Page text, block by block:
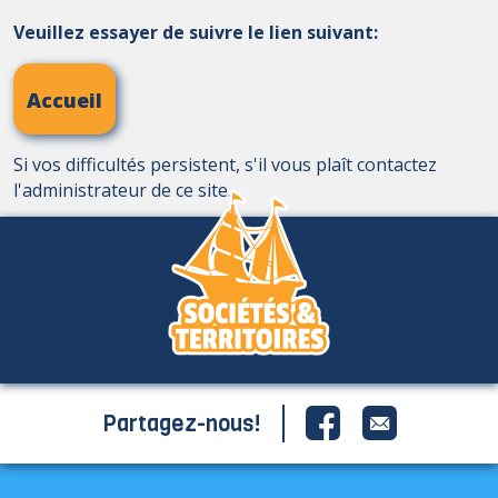
Veuillez essayer de suivre le lien suivant:
Accueil
Si vos difficultés persistent, s'il vous plaît contactez
l'administrateur de ce site.
Partagez-nous!